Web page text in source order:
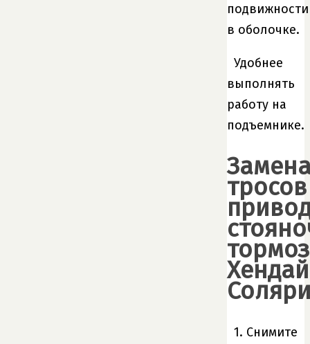
подвижности
в оболочке.
Удобнее
выполнять
работу на
подъемнике.
тросов
Хендай
1. Снимите